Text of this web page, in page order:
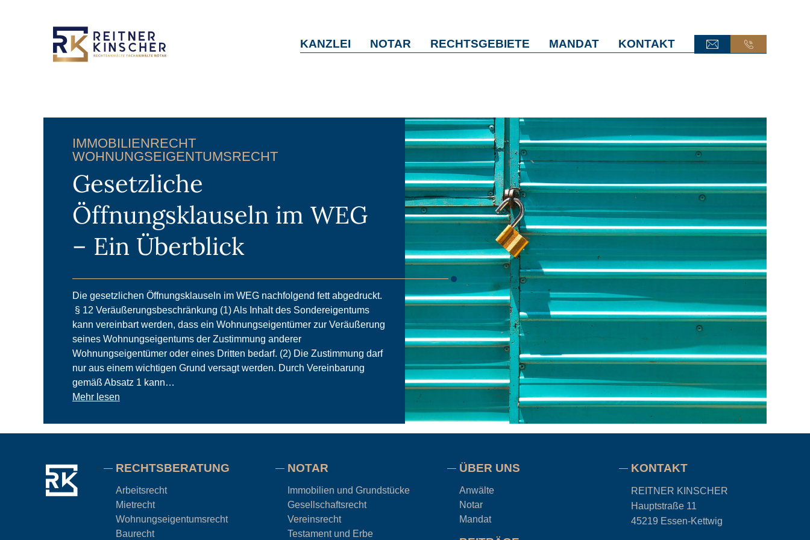
KANZLEI NOTAR RECHTSGEBIETE MANDAT KONTAKT
ONLINE-TERMINANFRAGE
ONLINE-AKTE
ONLINE-TERMINANFRAGE
IMMOBILIENRECHT
WOHNUNGSEIGENTUMSRECHT
Gesetzliche
Öffnungsklauseln im WEG
– Ein Überblick
Die gesetzlichen Öffnungsklauseln im WEG nachfolgend fett abgedruckt.
§ 12 Veräußerungsbeschränkung (1) Als Inhalt des Sondereigentums
kann vereinbart werden, dass ein Wohnungseigentümer zur Veräußerung
seines Wohnungseigentums der Zustimmung anderer
Wohnungseigentümer oder eines Dritten bedarf. (2) Die Zustimmung darf
nur aus einem wichtigen Grund versagt werden. Durch Vereinbarung
gemäß Absatz 1 kann…
Mehr lesen
RECHTSBERATUNG
Arbeitsrecht
Mietrecht
Wohnungseigentumsrecht
Baurecht
NOTAR
Immobilien und Grundstücke
Gesellschaftsrecht
Vereinsrecht
Testament und Erbe
ÜBER UNS
Anwälte
Notar
Mandat
KONTAKT
REITNER KINSCHER
Hauptstraße 11
45219 Essen-Kettwig